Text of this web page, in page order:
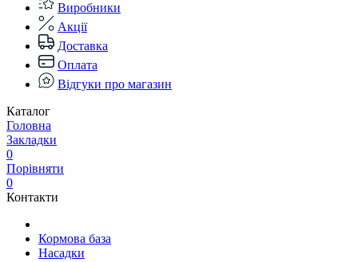
Виробники
Акції
Доставка
Оплата
Відгуки про магазин
Каталог
Головна
Закладки
0
Порівняти
0
Контакти
Кормова база
Насадки